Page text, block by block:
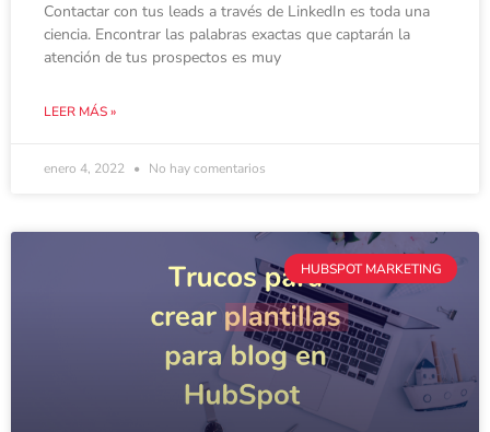
Contactar con tus leads a través de LinkedIn es toda una
ciencia. Encontrar las palabras exactas que captarán la
atención de tus prospectos es muy
LEER MÁS »
enero 4, 2022 No hay comentarios
HUBSPOT MARKETING